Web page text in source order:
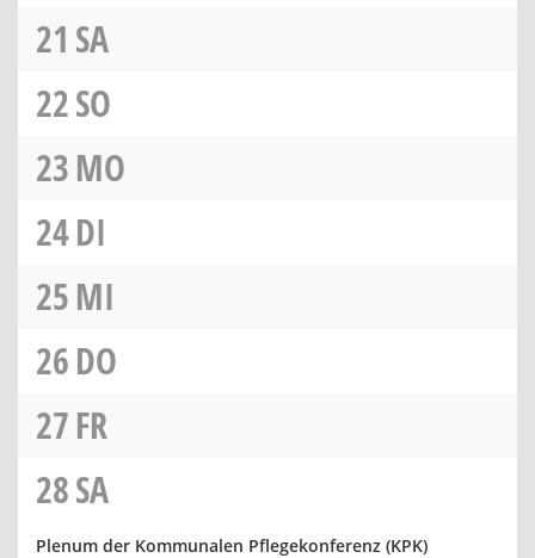
21 SA
22SO
23MO
24DI
25MI
26DO
27FR
28SA
Plenum der Kommunalen Pflegekonferenz (KPK)